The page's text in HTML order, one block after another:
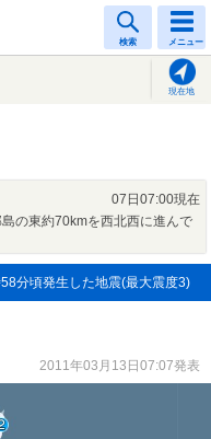
検索 メニュー
現在地
07日07:00現在
の東約70kmを西北西に進んで
分頃発生した地震(最大震度3)
2011年03月13日07:07発表